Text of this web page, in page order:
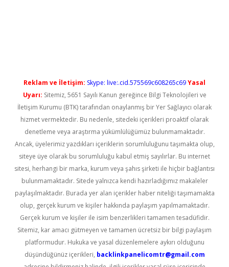
Reklam ve İletişim: Skype: live:.cid.575569c608265c69Yasal
Uyarı: Sitemiz, 5651 Sayılı Kanun gereğince Bilgi Teknolojileri ve
İletişim Kurumu (BTK) tarafından onaylanmış bir Yer Sağlayıcı olarak
hizmet vermektedir. Bu nedenle, sitedeki içerikleri proaktif olarak
denetleme veya araştırma yükümlülüğümüz bulunmamaktadır.
Ancak, üyelerimiz yazdıkları içeriklerin sorumluluğunu taşımakta olup,
siteye üye olarak bu sorumluluğu kabul etmiş sayılırlar. Bu internet
sitesi, herhangi bir marka, kurum veya şahıs şirketi ile hiçbir bağlantısı
bulunmamaktadır. Sitede yalnızca kendi hazırladığımız makaleler
paylaşılmaktadır. Burada yer alan içerikler haber niteliği taşımamakta
olup, gerçek kurum ve kişiler hakkında paylaşım yapılmamaktadır.
Gerçek kurum ve kişiler ile isim benzerlikleri tamamen tesadüfidir.
Sitemiz, kar amacı gütmeyen ve tamamen ücretsiz bir bilgi paylaşım
platformudur. Hukuka ve yasal düzenlemelere aykırı olduğunu
düşündüğünüz içerikleri, backlinkpanelicomtr@gmail.com